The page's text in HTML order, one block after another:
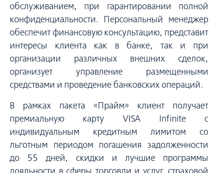
обслуживанием, при гарантировании полной
конфиденциальности. Персональный менеджер
обеспечит финансовую консультацию, представит
интересы клиента как в банке, так и при
организации различных внешних сделок,
организует управление размещенными
средствами и проведение банковских операций.
В рамках пакета «Прайм» клиент получает
премиальную карту VISA Infinite с
индивидуальным кредитным лимитом со
льготным периодом погашения задолженности
до 55 дней, скидки и лучшие программы